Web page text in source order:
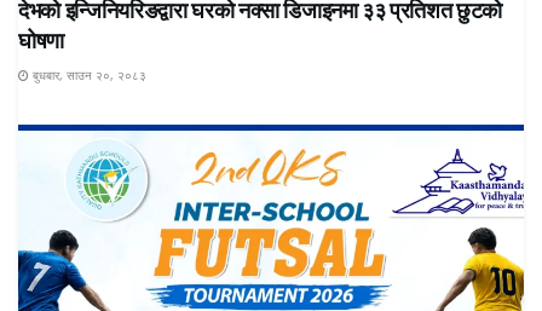
देभको इन्जिनियरिङद्वारा घरको नक्सा डिजाइनमा ३३ प्रतिशत छुटको
घोषणा
बुधबार, साउन २०, २०८३